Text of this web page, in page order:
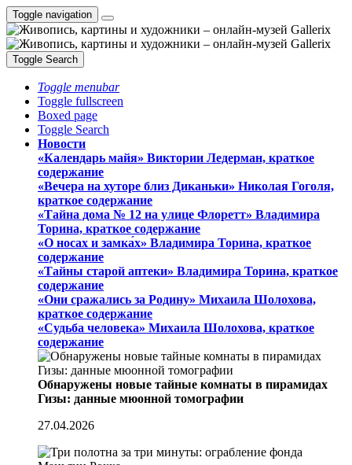
Toggle navigation
Toggle Search
Toggle menubar
Toggle fullscreen
Boxed page
Toggle Search
Новости
«Календарь майя» Виктории Ледерман, краткое
содержание
«Вечера на хуторе близ Диканьки» Николая Гоголя,
краткое содержание
«Тайна дома № 12 на улице Флоретт» Владимира
Торина, краткое содержание
«О носах и замка́х» Владимира Торина, краткое
содержание
«Тайны старой аптеки» Владимира Торина, краткое
содержание
«Они сражались за Родину» Михаила Шолохова,
краткое содержание
«Судьба человека» Михаила Шолохова, краткое
содержание
Обнаружены новые тайные комнаты в пирамидах
Гизы: данные мюонной томографии
27.04.2026